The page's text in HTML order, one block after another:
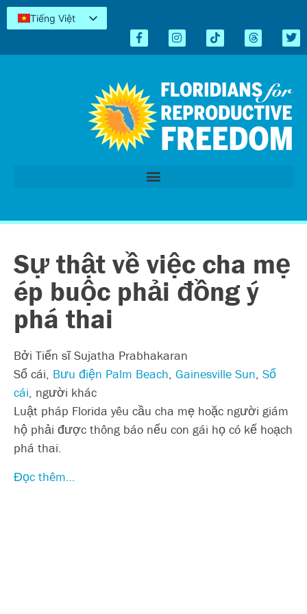
Tiếng Việt
Español
Sự thật về việc cha mẹ
ép buộc phải đồng ý
phá thai
Bởi Tiến sĩ Sujatha Prabhakaran
Sổ cái, Bưu điện Palm Beach, Gainesville Sun, Sổ
cái, người khác
Luật pháp Florida yêu cầu cha mẹ hoặc người giám
hộ phải được thông báo nếu con gái họ có kế hoạch
phá thai.
Đọc thêm…